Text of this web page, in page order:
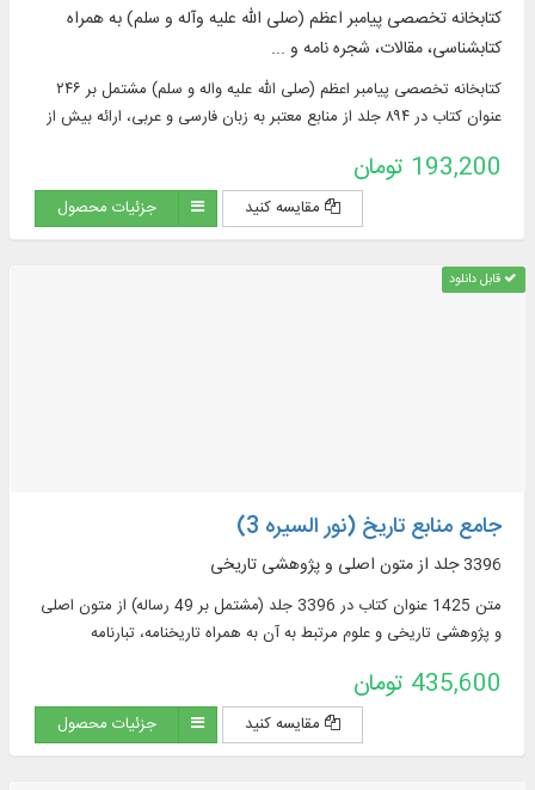
کتابخانه تخصصی پیامبر اعظم (صلی الله علیه وآله و سلم) به همراه
کتابشناسی، مقالات، شجره نامه و ...
کتابخانه تخصصی پیامبر اعظم (صلی الله عليه واله و سلم) مشتمل بر ۲۴۶
عنوان كتاب در ۸۹۴ جلد از منابع معتبر به زبان فارسی و عربی، ارائه بیش از
193,200 تومان
مقایسه کنید جزئیات محصول
قابل دانلود
جامع منابع تاریخ (نور السیره 3)
3396 جلد از متون اصلی و پژوهشی تاریخی
متن 1425 عنوان کتاب در 3396 جلد (مشتمل بر 49 رساله) از متون اصلی
و پژوهشی تاریخی و علوم مرتبط به آن به همراه تاریخنامه، تبارنامه
435,600 تومان
مقایسه کنید جزئیات محصول